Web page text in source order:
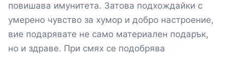
повишава имунитета. Затова подхождайки с
умерено чувство за хумор и добро настроение,
вие подарявате не само материален подарък,
но и здраве. При смях се подобрява